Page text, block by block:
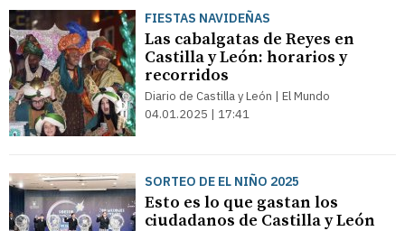
FIESTAS NAVIDEÑAS
Las cabalgatas de Reyes en
Castilla y León: horarios y
recorridos
Diario de Castilla y León | El Mundo
04.01.2025 | 17:41
SORTEO DE EL NIÑO 2025
Esto es lo que gastan los
ciudadanos de Castilla y León